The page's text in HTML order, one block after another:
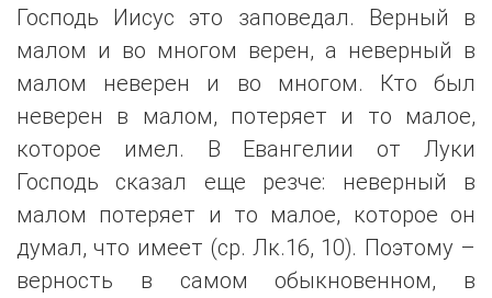
Господь Иисус это заповедал. Верный в
малом и во многом верен, а неверный в
малом неверен и во многом. Кто был
неверен в малом, потеряет и то малое,
которое имел. В Евангелии от Луки
Господь сказал еще резче: неверный в
малом потеряет и то малое, которое он
думал, что имеет (ср. Лк.16, 10). Поэтому –
верность в самом обыкновенном, в